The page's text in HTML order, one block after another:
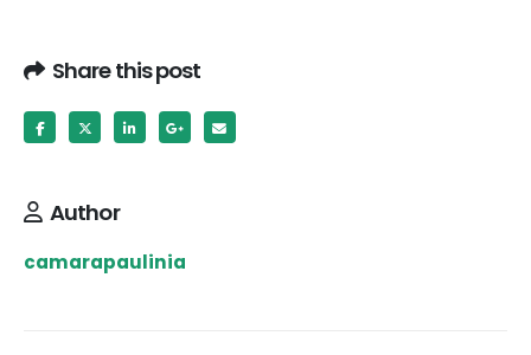
Share this post
Author
camarapaulinia